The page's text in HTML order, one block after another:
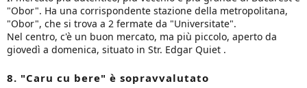
"Obor". Ha una corrispondente stazione della metropolitana,
"Obor", che si trova a 2 fermate da "Universitate".
Nel centro, c'è un buon mercato, ma più piccolo, aperto da
giovedì a domenica, situato in Str. Edgar Quiet .
8. "Caru cu bere" è sopravvalutato